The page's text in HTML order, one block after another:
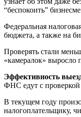
“беспокоить”
Федеральная
бюджета, а также на
Проверять стали
«камералок» выросло
Эффективность
ФНС едут с проверкой
В текущем году
налогоплательщику,